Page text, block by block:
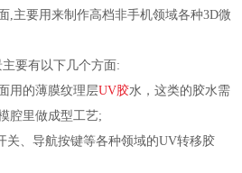
,主要用来制作高档非手机领域各种3D微
要有以下几个方面:
的薄膜纹理层UV胶水，这类的胶水需
腔里做成型工艺;
、导航按键等各种领域的UV转移胶